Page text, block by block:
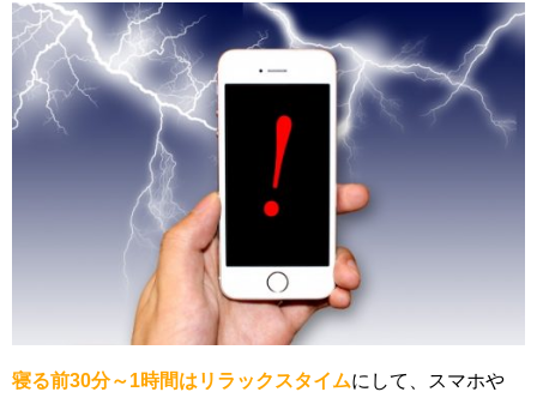
寝る前30分～1時間はリラックスタイムにして、スマホや